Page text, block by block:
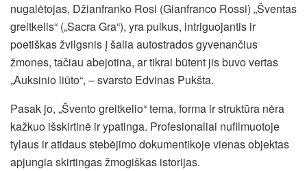
nugalėtojas, Džianfranko Rosi (Gianfranco Rossi) „Šventas
greitkelis“ („Sacra Gra“), yra puikus, intriguojantis ir
poetiškas žvilgsnis į šalia autostrados gyvenančius
žmones, tačiau abejotina, ar tikrai būtent jis buvo vertas
„Auksinio liūto“, – svarsto Edvinas Pukšta.
Pasak jo, „Švento greitkelio“ tema, forma ir struktūra nėra
kažkuo išskirtinė ir ypatinga. Profesionaliai nufilmuotoje
tylaus ir atidaus stebėjimo dokumentikoje vienas objektas
apjungia skirtingas žmogiškas istorijas.